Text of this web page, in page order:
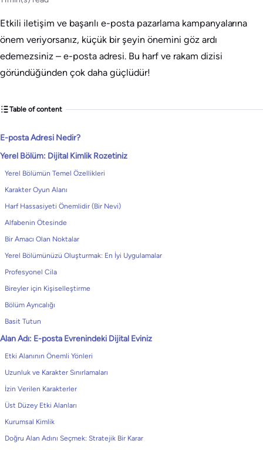
Etkili iletişim ve başarılı e-posta pazarlama kampanyalarına
önem veriyorsanız, küçük bir şeyin önemini göz ardı
edemezsiniz – e-posta adresi. Bu harf ve rakam dizisi
göründüğünden çok daha güçlüdür!
Table of content
E-posta Adresi Nedir?
Yerel Bölüm: Dijital Kimlik Rozetiniz
Yerel Bölümün Temel Özellikleri
Karakter Oyun Alanı
Harf Hassasiyeti Önemlidir (Bir Nevi)
Alfabenin Ötesinde
Bir Amacı Olan Noktalar
Yerel Bölümünüzü Oluşturmak: En İyi Uygulamalar
Profesyonel Cila
Bireyler için Kişiselleştirme
Bölüm Ayrıcalığı
Basit Tutun
Alan Adı: E-posta Evrenindeki Dijital Eviniz
Etki Alanının Önemli Yönleri
Uzunluk ve Karakter Sınırlamaları
İzin Verilen Karakterler
Üst Düzey Etki Alanları
Kurumsal Kimlik
Doğru Alan Adını Seçmek: Stratejik Bir Karar